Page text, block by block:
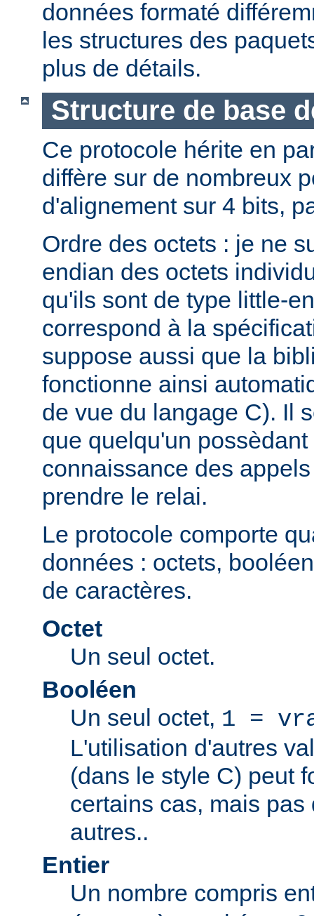
données formaté
les structures des
plus de détails.
Structure de base
Ce protocole hérite en
diffère sur de nombreux
d'alignement sur 4 bits,
Ordre des octets : je ne
endian des octets
qu'ils sont de type little-
correspond à la
suppose aussi que la
fonctionne ainsi
de vue du langage C). Il
que quelqu'un
connaissance des
prendre le relai.
Le protocole comporte
données : octets,
de caractères.
Octet
Un seul octet.
Booléen
Un seul octet, 1 =
L'utilisation d'autres
(dans le style C) peut
certains cas, mais pas
autres..
Entier
Un nombre compris